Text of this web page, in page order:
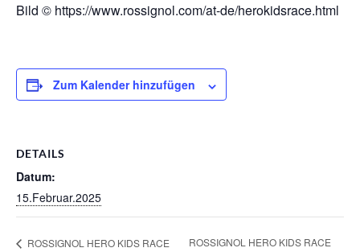
Bild © https://www.rossignol.com/at-de/herokidsrace.html
Zum Kalender hinzufügen
DETAILS
Datum:
15.Februar.2025
ROSSIGNOL HERO KIDS RACE
ROSSIGNOL HERO KIDS RACE